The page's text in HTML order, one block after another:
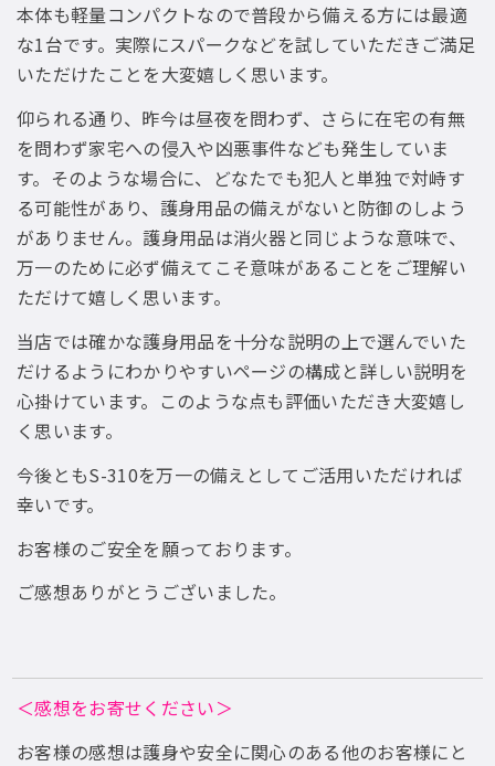
本体も軽量コンパクトなので普段から備える方には最適
な1台です。実際にスパークなどを試していただきご満足
いただけたことを大変嬉しく思います。
仰られる通り、昨今は昼夜を問わず、さらに在宅の有無
を問わず家宅への侵入や凶悪事件なども発生していま
す。そのような場合に、どなたでも犯人と単独で対峙す
る可能性があり、護身用品の備えがないと防御のしよう
がありません。護身用品は消火器と同じような意味で、
万一のために必ず備えてこそ意味があることをご理解い
ただけて嬉しく思います。
当店では確かな護身用品を十分な説明の上で選んでいた
だけるようにわかりやすいページの構成と詳しい説明を
心掛けています。このような点も評価いただき大変嬉し
く思います。
今後ともS-310を万一の備えとしてご活用いただければ
幸いです。
お客様のご安全を願っております。
ご感想ありがとうございました。
＜感想をお寄せください＞
お客様の感想は護身や安全に関心のある他のお客様にと